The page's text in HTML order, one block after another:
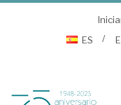
ES